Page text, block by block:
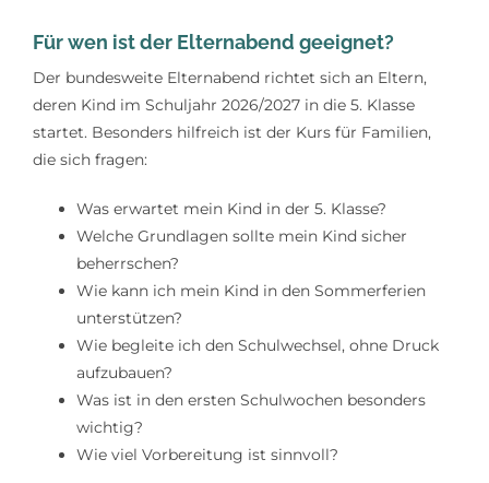
Für wen ist der Elternabend geeignet?
Der bundesweite Elternabend richtet sich an Eltern,
deren Kind im Schuljahr 2026/2027 in die 5. Klasse
startet. Besonders hilfreich ist der Kurs für Familien,
die sich fragen:
Was erwartet mein Kind in der 5. Klasse?
Welche Grundlagen sollte mein Kind sicher
beherrschen?
Wie kann ich mein Kind in den Sommerferien
unterstützen?
Wie begleite ich den Schulwechsel, ohne Druck
aufzubauen?
Was ist in den ersten Schulwochen besonders
wichtig?
Wie viel Vorbereitung ist sinnvoll?